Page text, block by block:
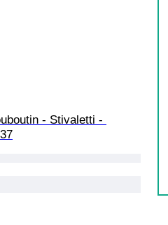
- Stivaletti -